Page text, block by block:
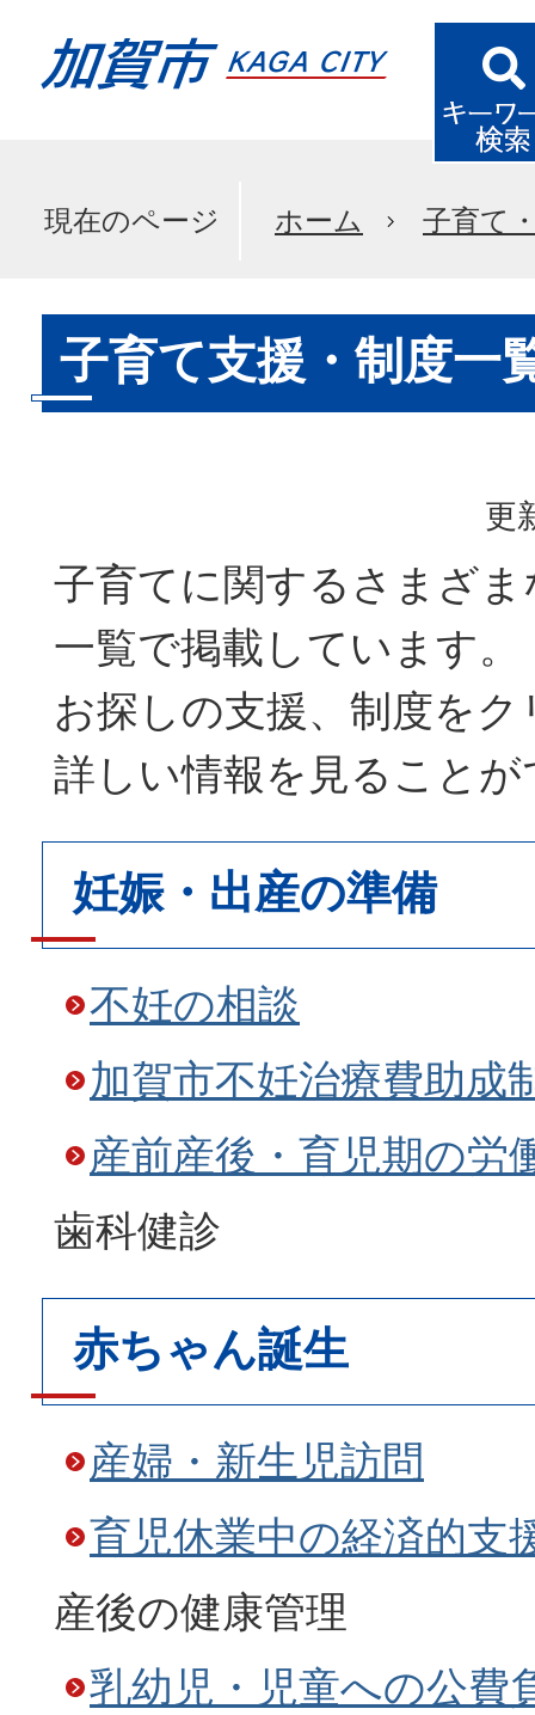
現在のページ ホーム 子育て
子育て支援・制度一
更
子育てに関するさまざ
一覧で掲載しています。
お探しの支援、制度を
詳しい情報を見ること
妊娠・出産の準備
不妊の相談
加賀市不妊治療費助成
産前産後・育児期の労
歯科健診
赤ちゃん誕生
産婦・新生児訪問
育児休業中の経済的支
産後の健康管理
乳幼児・児童への公費